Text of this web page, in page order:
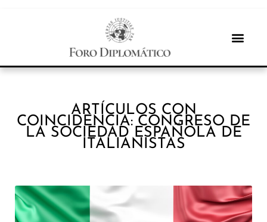
ARTÍCULOS CON
COINCIDENCIA: CONGRESO DE
LA SOCIEDAD ESPAÑOLA DE
ITALIANISTAS